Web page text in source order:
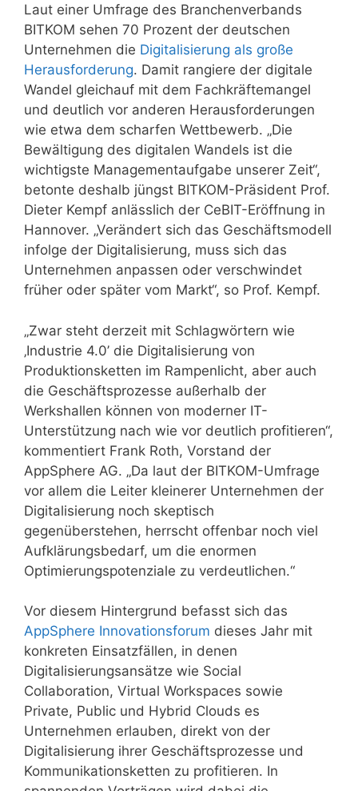
Laut einer Umfrage des Branchenverbands
BITKOM sehen 70 Prozent der deutschen
Unternehmen die Digitalisierung als große
Herausforderung. Damit rangiere der digitale
Wandel gleichauf mit dem Fachkräftemangel
und deutlich vor anderen Herausforderungen
wie etwa dem scharfen Wettbewerb. „Die
Bewältigung des digitalen Wandels ist die
wichtigste Managementaufgabe unserer Zeit“,
betonte deshalb jüngst BITKOM-Präsident Prof.
Dieter Kempf anlässlich der CeBIT-Eröffnung in
Hannover. „Verändert sich das Geschäftsmodell
infolge der Digitalisierung, muss sich das
Unternehmen anpassen oder verschwindet
früher oder später vom Markt“, so Prof. Kempf.
„Zwar steht derzeit mit Schlagwörtern wie
‚Industrie 4.0’ die Digitalisierung von
Produktionsketten im Rampenlicht, aber auch
die Geschäftsprozesse außerhalb der
Werkshallen können von moderner IT-
Unterstützung nach wie vor deutlich profitieren“,
kommentiert Frank Roth, Vorstand der
AppSphere AG. „Da laut der BITKOM-Umfrage
vor allem die Leiter kleinerer Unternehmen der
Digitalisierung noch skeptisch
gegenüberstehen, herrscht offenbar noch viel
Aufklärungsbedarf, um die enormen
Optimierungspotenziale zu verdeutlichen.“
Vor diesem Hintergrund befasst sich das
AppSphere Innovationsforum dieses Jahr mit
konkreten Einsatzfällen, in denen
Digitalisierungsansätze wie Social
Collaboration, Virtual Workspaces sowie
Private, Public und Hybrid Clouds es
Unternehmen erlauben, direkt von der
Digitalisierung ihrer Geschäftsprozesse und
Kommunikationsketten zu profitieren. In